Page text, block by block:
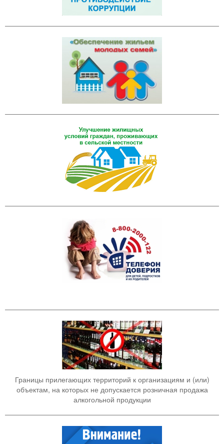
Границы прилегающих территорий к организациям и (или)
объектам, на которых не допускается розничная продажа
алкогольной продукции